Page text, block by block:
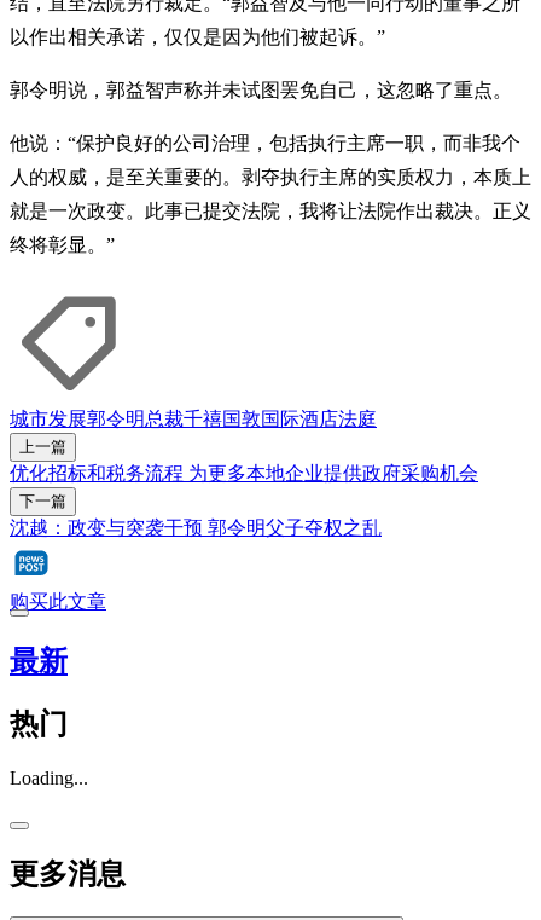
以作出相关承诺，仅仅是因为他们被起诉。”
郭令明说，郭益智声称并未试图罢免自己，这忽略了重点。
他说：“保护良好的公司治理，包括执行主席一职，而非我个
人的权威，是至关重要的。剥夺执行主席的实质权力，本质上
就是一次政变。此事已提交法院，我将让法院作出裁决。正义
终将彰显。”
城市发展郭令明总裁千禧国敦国际酒店法庭
上一篇
优化招标和税务流程 为更多本地企业提供政府采购机会
下一篇
沈越：政变与突袭干预 郭令明父子夺权之乱
购买此文章
最新
热门
Loading...
更多消息